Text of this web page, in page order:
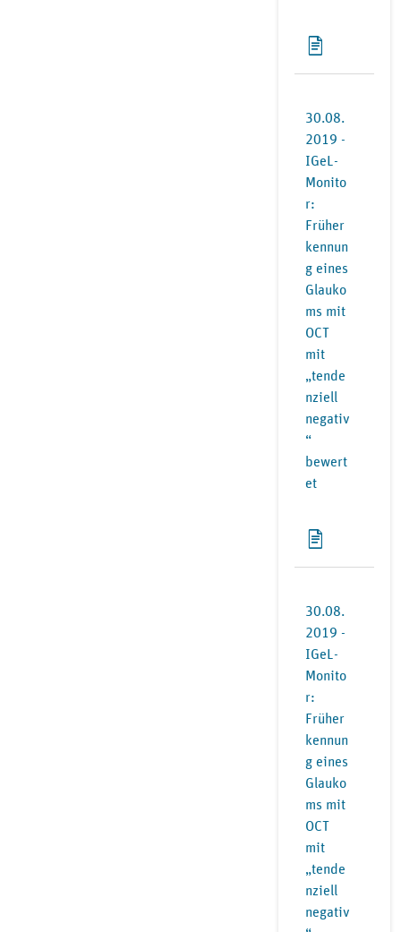
30.08.
2019 -
IGeL-
Monito
r:
Früher
kennun
g eines
Glauko
ms mit
OCT
mit
„tende
nziell
negativ
“
bewert
et
30.08.
2019 -
IGeL-
Monito
r:
Früher
kennun
g eines
Glauko
ms mit
OCT
mit
„tende
nziell
negativ